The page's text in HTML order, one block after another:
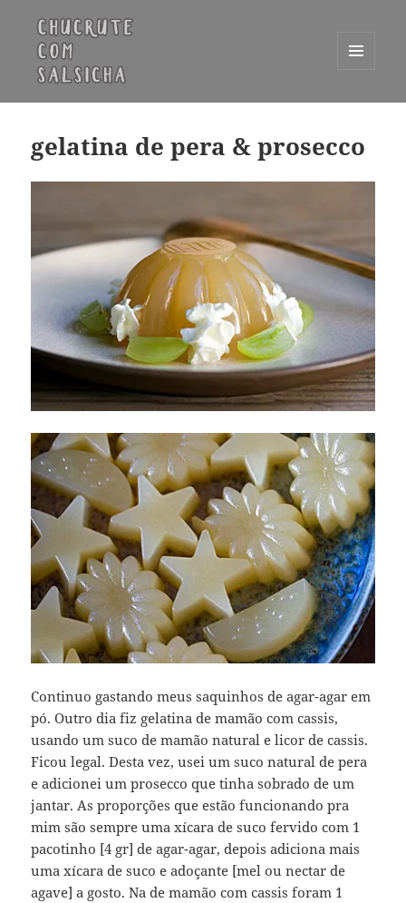
WIDGETS
gelatina de pera & prosecco
Continuo gastando meus saquinhos de agar-agar em
pó. Outro dia fiz gelatina de mamão com cassis,
usando um suco de mamão natural e licor de cassis.
Ficou legal. Desta vez, usei um suco natural de pera
e adicionei um prosecco que tinha sobrado de um
jantar. As proporções que estão funcionando pra
mim são sempre uma xícara de suco fervido com 1
pacotinho [4 gr] de agar-agar, depois adiciona mais
uma xícara de suco e adoçante [mel ou nectar de
agave] a gosto. Na de mamão com cassis foram 1